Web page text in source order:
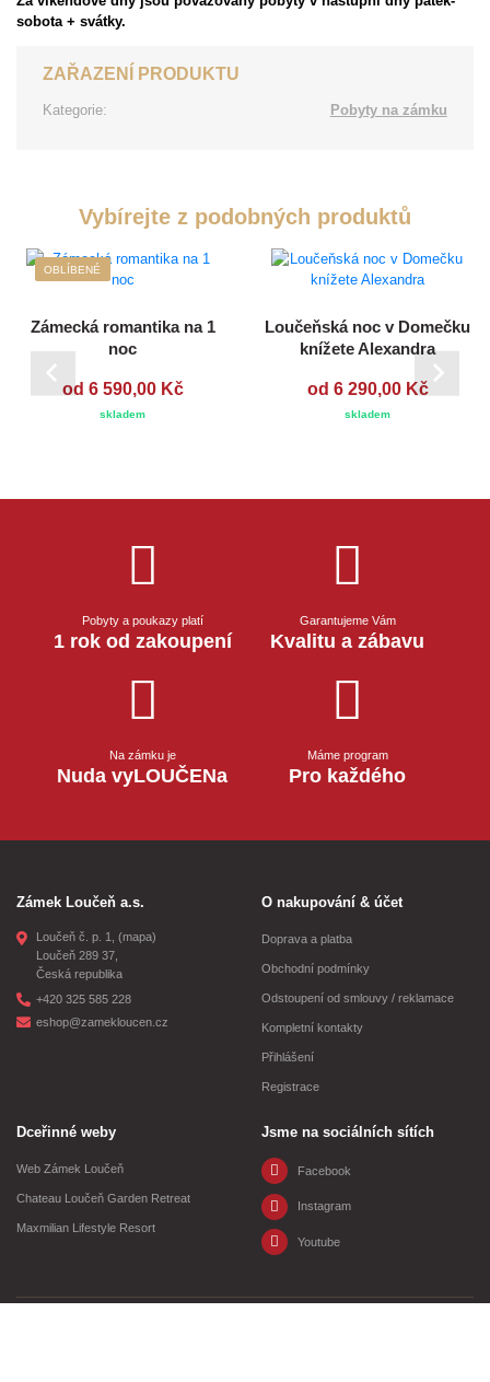
sobota + svátky.
ZAŘAZENÍ PRODUKTU
Kategorie: Pobyty na zámku
Vybírejte z podobných produktů
OBLÍBENÉ
Zámecká romantika na 1
noc
od 6 590,00 Kč
skladem
Loučeňská noc v Domečku
knížete Alexandra
od 6 290,00 Kč
skladem
Pobyty a poukazy platí
1 rok od zakoupení
Garantujeme Vám
Kvalitu a zábavu
Na zámku je
Nuda vyLOUČENa
Máme program
Pro každého
Zámek Loučeň a.s.
Loučeň č. p. 1, (mapa)
Loučeň 289 37,
Česká republika
+420 325 585 228
eshop@zamekloucen.cz
O nakupování & účet
Doprava a platba
Obchodní podmínky
Odstoupení od smlouvy / reklamace
Kompletní kontakty
Přihlášení
Registrace
Dceřinné weby
Web Zámek Loučeň
Chateau Loučeň Garden Retreat
Maxmilian Lifestyle Resort
Jsme na sociálních sítích
Facebook
Instagram
Youtube